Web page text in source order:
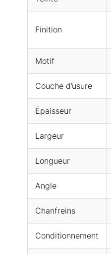
Finition
Motif
Couche d’usure
Épaisseur
Largeur
Longueur
Angle
Chanfreins
Conditionnement